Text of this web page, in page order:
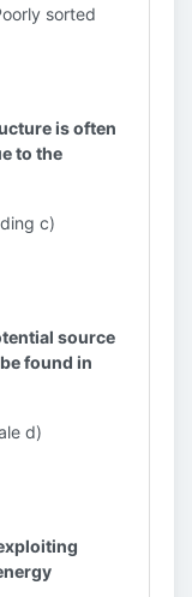
sorted
is often
to the
c)
source
found in
d)